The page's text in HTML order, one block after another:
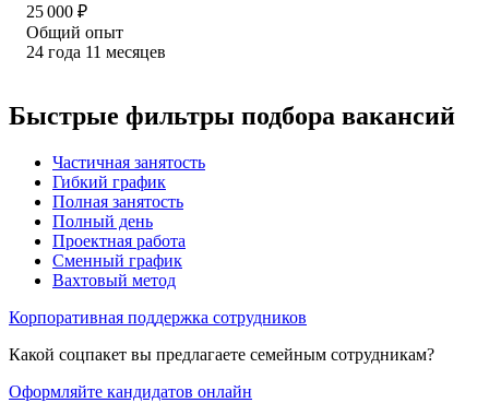
25 000 ₽
Общий опыт
24 года 11 месяцев
Быстрые фильтры подбора вакансий
Частичная занятость
Гибкий график
Полная занятость
Полный день
Проектная работа
Сменный график
Вахтовый метод
Корпоративная поддержка сотрудников
Какой соцпакет вы предлагаете семейным сотрудникам?
Оформляйте кандидатов онлайн